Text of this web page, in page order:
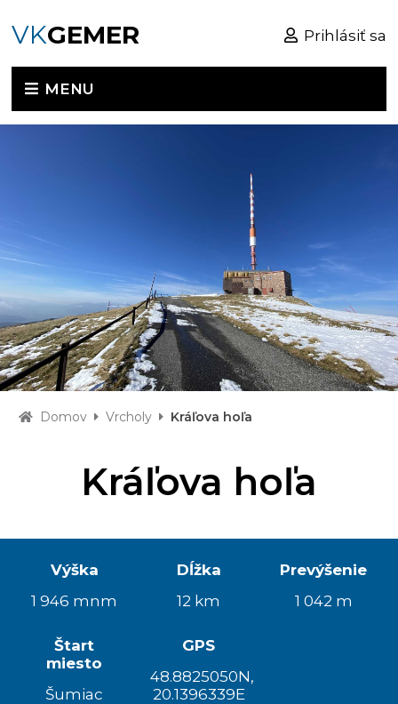
VKGEMER Prihlásiť sa
MENU
Domov Vrcholy Kráľova hoľa
Kráľova hoľa
Výška
1 946 mnm
Dĺžka
12 km
Prevýšenie
1 042 m
Štart
miesto
Šumiac
GPS
48.8825050N,
20.1396339E